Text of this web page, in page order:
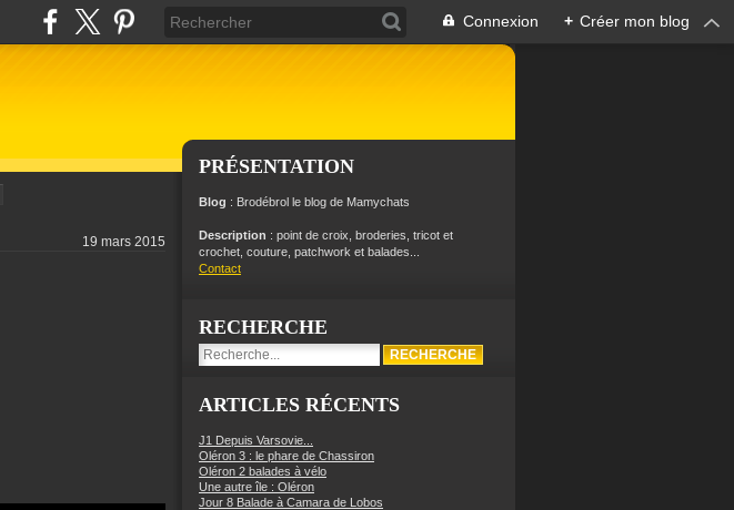
Connexion + Créer mon blog
19 mars 2015
PRÉSENTATION
Blog : Brodébrol le blog de Mamychats
Description : point de croix, broderies, tricot et
crochet, couture, patchwork et balades...
Contact
RECHERCHE
ARTICLES RÉCENTS
J1 Depuis Varsovie...
Oléron 3 : le phare de Chassiron
Oléron 2 balades à vélo
Une autre île : Oléron
Jour 8 Balade à Camara de Lobos